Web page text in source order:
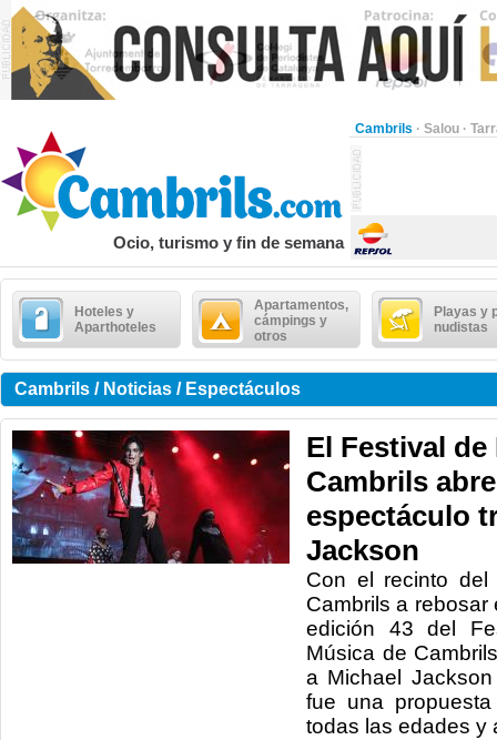
Cambrils · Salou ·
Ocio, turismo y fin de semana
Hoteles y
Aparthoteles
Apartamentos,
cámpings y
otros
Playas y
nudistas
Cambrils / Noticias / Espectáculos
El Festival de
Cambrils
espectáculo
Jackson
Con el recinto
Cambrils a rebosar
edición 43 del
Música de
a Michael
fue una
todas las edades y